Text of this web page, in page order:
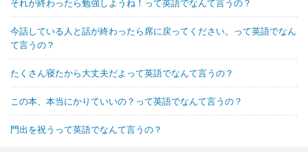
それが終わったら勉強しようね！って英語でなんて言うの？
今話している人と話が終わったら席に戻ってください。って英語でなん
て言うの？
たくさん寝たから大丈夫だよって英語でなんて言うの？
この本、本当にかりていいの？って英語でなんて言うの？
門出を祝うって英語でなんて言うの？